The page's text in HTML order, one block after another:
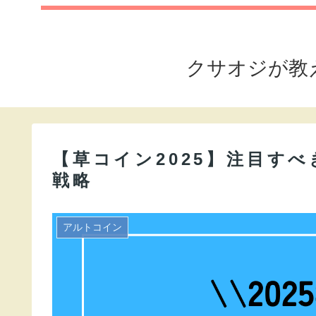
クサオジが教
【草コイン2025】注目す
戦略
アルトコイン